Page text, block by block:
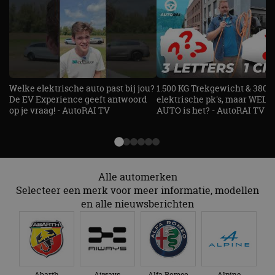
Welke elektrische auto past bij jou?
De EV Experience geeft antwoord
op je vraag! - AutoRAI TV
1.500 KG Trekgewicht & 380
elektrische pk's, maar
AUTO is het? - AutoRAI TV
Alle automerken
Selecteer een merk voor meer informatie, modellen
en alle nieuwsberichten
kernfunctionaliteiten van de website mogelijk, zoals
gebruikersaanmelding en accountbeheer. De
website kan niet goed worden gebruikt zonder de
strikt noodzakelijke cookies.
Naam
Aanbieder /
Domein
Vervaldatum
cf_clearance
Cloudflare,
Inc.
.autorai.nl
1 jaar
Deze
gebruikt
vertrouwd
website
CookieScriptConsent
CookieScript
autorai.nl
4 weken 2
Deze
Google Privacy Policy